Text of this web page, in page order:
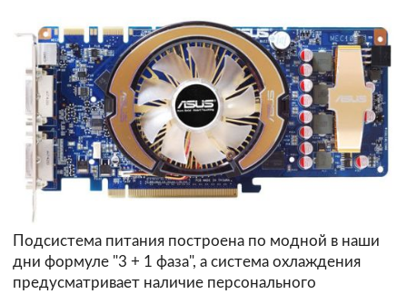
Подсистема питания построена по модной в наши
дни формуле "3 + 1 фаза", а система охлаждения
предусматривает наличие персонального